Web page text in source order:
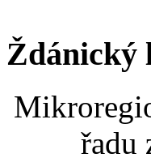
Ždánický
řadu